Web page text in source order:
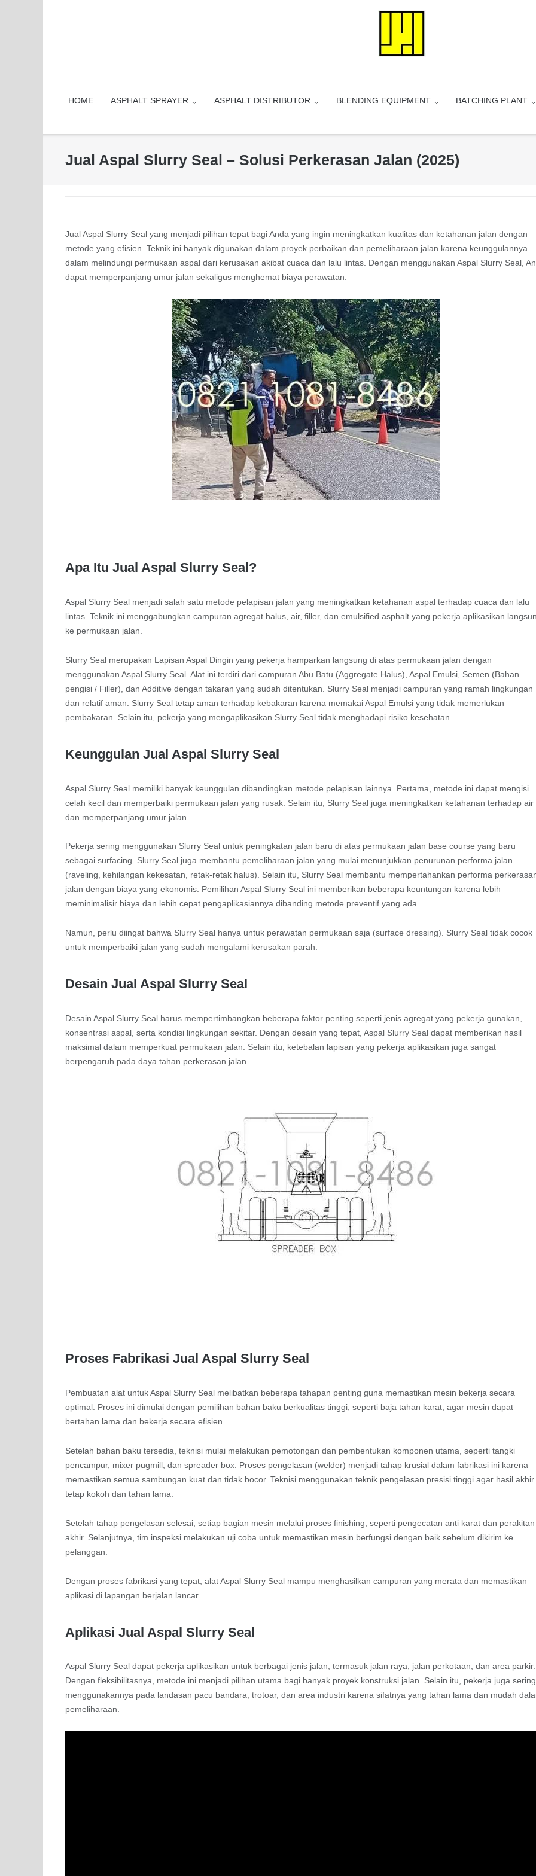
HOME ASPHALT SPRAYER ASPHALT DISTRIBUTOR BLENDING EQUIPMENT BATCHING PLANT
Jual Aspal Slurry Seal – Solusi Perkerasan Jalan (2025)
Jual Aspal Slurry Seal yang menjadi pilihan tepat bagi Anda yang ingin meningkatkan kualitas dan ketahanan jalan dengan
metode yang efisien. Teknik ini banyak digunakan dalam proyek perbaikan dan pemeliharaan jalan karena keunggulannya
dalam melindungi permukaan aspal dari kerusakan akibat cuaca dan lalu lintas. Dengan menggunakan Aspal Slurry Seal,
dapat memperpanjang umur jalan sekaligus menghemat biaya perawatan.
Apa Itu Jual Aspal Slurry Seal?
Aspal Slurry Seal menjadi salah satu metode pelapisan jalan yang meningkatkan ketahanan aspal terhadap cuaca dan lalu
lintas. Teknik ini menggabungkan campuran agregat halus, air, filler, dan emulsified asphalt yang pekerja aplikasikan
ke permukaan jalan.
Slurry Seal merupakan Lapisan Aspal Dingin yang pekerja hamparkan langsung di atas permukaan jalan dengan
menggunakan Aspal Slurry Seal. Alat ini terdiri dari campuran Abu Batu (Aggregate Halus), Aspal Emulsi, Semen (Bahan
pengisi / Filler), dan Additive dengan takaran yang sudah ditentukan. Slurry Seal menjadi campuran yang ramah lingkungan
dan relatif aman. Slurry Seal tetap aman terhadap kebakaran karena memakai Aspal Emulsi yang tidak memerlukan
pembakaran. Selain itu, pekerja yang mengaplikasikan Slurry Seal tidak menghadapi risiko kesehatan.
Keunggulan Jual Aspal Slurry Seal
Aspal Slurry Seal memiliki banyak keunggulan dibandingkan metode pelapisan lainnya. Pertama, metode ini dapat mengisi
celah kecil dan memperbaiki permukaan jalan yang rusak. Selain itu, Slurry Seal juga meningkatkan ketahanan terhadap air
dan memperpanjang umur jalan.
Pekerja sering menggunakan Slurry Seal untuk peningkatan jalan baru di atas permukaan jalan base course yang baru
sebagai surfacing. Slurry Seal juga membantu pemeliharaan jalan yang mulai menunjukkan penurunan performa jalan
(raveling, kehilangan kekesatan, retak-retak halus). Selain itu, Slurry Seal membantu mempertahankan performa
jalan dengan biaya yang ekonomis. Pemilihan Aspal Slurry Seal ini memberikan beberapa keuntungan karena lebih
meminimalisir biaya dan lebih cepat pengaplikasiannya dibanding metode preventif yang ada.
Namun, perlu diingat bahwa Slurry Seal hanya untuk perawatan permukaan saja (surface dressing). Slurry Seal tidak cocok
untuk memperbaiki jalan yang sudah mengalami kerusakan parah.
Desain Jual Aspal Slurry Seal
Desain Aspal Slurry Seal harus mempertimbangkan beberapa faktor penting seperti jenis agregat yang pekerja gunakan,
konsentrasi aspal, serta kondisi lingkungan sekitar. Dengan desain yang tepat, Aspal Slurry Seal dapat memberikan hasil
maksimal dalam memperkuat permukaan jalan. Selain itu, ketebalan lapisan yang pekerja aplikasikan juga sangat
berpengaruh pada daya tahan perkerasan jalan.
Proses Fabrikasi Jual Aspal Slurry Seal
Pembuatan alat untuk Aspal Slurry Seal melibatkan beberapa tahapan penting guna memastikan mesin bekerja secara
optimal. Proses ini dimulai dengan pemilihan bahan baku berkualitas tinggi, seperti baja tahan karat, agar mesin dapat
bertahan lama dan bekerja secara efisien.
Setelah bahan baku tersedia, teknisi mulai melakukan pemotongan dan pembentukan komponen utama, seperti tangki
pencampur, mixer pugmill, dan spreader box. Proses pengelasan (welder) menjadi tahap krusial dalam fabrikasi ini karena
memastikan semua sambungan kuat dan tidak bocor. Teknisi menggunakan teknik pengelasan presisi tinggi agar hasil akhir
tetap kokoh dan tahan lama.
Setelah tahap pengelasan selesai, setiap bagian mesin melalui proses finishing, seperti pengecatan anti karat dan perakitan
akhir. Selanjutnya, tim inspeksi melakukan uji coba untuk memastikan mesin berfungsi dengan baik sebelum dikirim ke
pelanggan.
Dengan proses fabrikasi yang tepat, alat Aspal Slurry Seal mampu menghasilkan campuran yang merata dan memastikan
aplikasi di lapangan berjalan lancar.
Aplikasi Jual Aspal Slurry Seal
Aspal Slurry Seal dapat pekerja aplikasikan untuk berbagai jenis jalan, termasuk jalan raya, jalan perkotaan, dan area parkir.
Dengan fleksibilitasnya, metode ini menjadi pilihan utama bagi banyak proyek konstruksi jalan. Selain itu, pekerja juga sering
menggunakannya pada landasan pacu bandara, trotoar, dan area industri karena sifatnya yang tahan lama dan mudah
pemeliharaan.